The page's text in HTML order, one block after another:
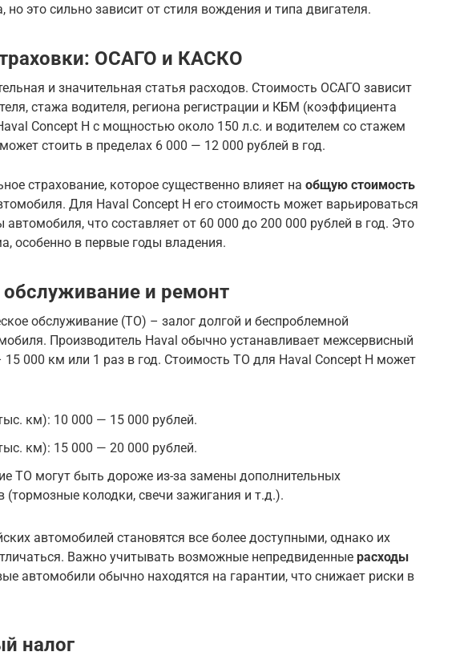
но это сильно зависит от стиля вождения и типа двигателя.
ОСАГО и КАСКО
и значительная статья расходов. Стоимость ОСАГО зависит
стажа водителя, региона регистрации и КБМ (коэффициента
Concept H с мощностью около 150 л.с. и водителем со стажем
стоить в пределах 6 000 — 12 000 рублей в год.
страхование, которое существенно влияет на общую стоимость
Для Haval Concept H его стоимость может варьироваться
автомобиля, что составляет от 60 000 до 200 000 рублей в год. Это
особенно в первые годы владения.
обслуживание и ремонт
обслуживание (ТО) – залог долгой и беспроблемной
Производитель Haval обычно устанавливает межсервисный
15 000 км или 1 раз в год. Стоимость ТО для Haval Concept H может
км): 10 000 — 15 000 рублей.
км): 15 000 — 20 000 рублей.
ТО могут быть дороже из-за замены дополнительных
(тормозные колодки, свечи зажигания и т.д.).
автомобилей становятся все более доступными, однако их
Важно учитывать возможные непредвиденные расходы
автомобили обычно находятся на гарантии, что снижает риски в
налог